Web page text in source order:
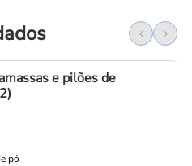
e pilões de
pó